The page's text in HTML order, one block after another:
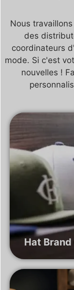
Nous
des
coordinateurs
mode. Si c'est
nouvelles !
Hat